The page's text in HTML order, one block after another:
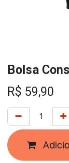
Bolsa
R$ 59,90